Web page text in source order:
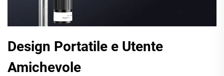
Design Portatile e Utente
Amichevole